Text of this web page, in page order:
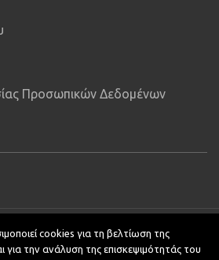
Προσωπικών Δεδομένων
ΕΚΔΔΑ.Υποστήριξη ιστοτόπου: Τμήμα
Πληροφορικής.
cookies για τη βελτίωση της
για την ανάλυση της επισκεψιμότητάς του